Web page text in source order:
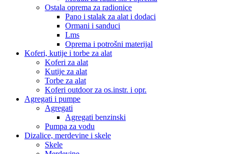
Ostala oprema za radionice
Pano i stalak za alat i dodaci
Ormani i sanduci
Lms
Oprema i potrošni materijal
Koferi, kutije i torbe za alat
Koferi za alat
Kutije za alat
Torbe za alat
Koferi outdoor za os.instr. i opr.
Agregati i pumpe
Agregati
Agregati benzinski
Pumpa za vodu
Dizalice, merdevine i skele
Skele